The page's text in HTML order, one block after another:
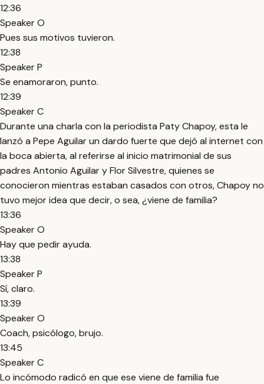
12:36
Speaker O
Pues sus motivos tuvieron.
12:38
Speaker P
Se enamoraron, punto.
12:39
Speaker C
Durante una charla con la periodista Paty Chapoy, esta le
lanzó a Pepe Aguilar un dardo fuerte que dejó al internet con
la boca abierta, al referirse al inicio matrimonial de sus
padres Antonio Aguilar y Flor Silvestre, quienes se
conocieron mientras estaban casados con otros, Chapoy no
tuvo mejor idea que decir, o sea, ¿viene de familia?
13:36
Speaker O
Hay que pedir ayuda.
13:38
Speaker P
Sí, claro.
13:39
Speaker O
Coach, psicólogo, brujo.
13:45
Speaker C
Lo incómodo radicó en que ese viene de familia fue